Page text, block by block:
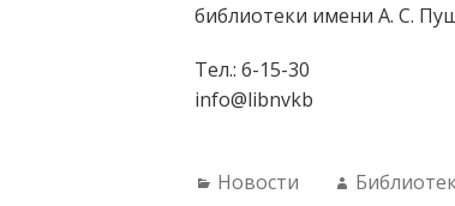
библиотеки имени А. С.
Тел.: 6-15-30
info@libnvkb
Categories:
Новости Author: